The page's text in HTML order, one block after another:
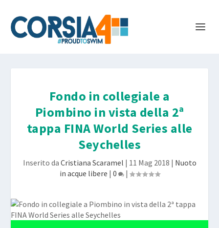
Fondo in collegiale a
Piombino in vista della 2ª
tappa FINA World Series alle
Seychelles
Inserito da Cristiana Scaramel | 11 Mag 2018 | Nuoto
in acque libere | 0 |